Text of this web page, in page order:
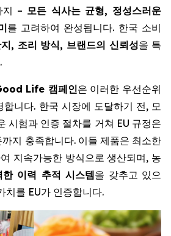
지 – 모든 식사는 균형, 정성스러운
를 고려하여 완성됩니다. 한국 소비
, 조리 방식, 브랜드의 신뢰성을 특
Life 캠페인은 이러한 우선순위
니다. 한국 시장에 도달하기 전, 모
시험과 인증 절차를 거쳐 EU 규정은
지 충족합니다. 이들 제품은 최소한
지속가능한 방식으로 생산되며, 농
한 이력 추적 시스템을 갖추고 있으
치를 EU가 인증합니다.